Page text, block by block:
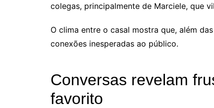
colegas, principalmente de Marciele, que
O clima entre o casal mostra que, além
conexões inesperadas ao público.
Conversas revelam
favorito